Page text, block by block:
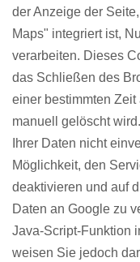
der Anzeige der
Maps" integriert ist,
verarbeiten. Dieses
das Schließen des
einer bestimmten
manuell gelöscht
Ihrer Daten nicht
Möglichkeit, den
deaktivieren und auf
Daten an Google zu
Java-Script-Funktion
weisen Sie jedoch